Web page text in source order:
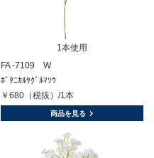
1本使用
FA -7109 W
ﾎﾞﾀﾆｶﾙﾔｸﾞﾙﾏｿｳ
￥680（税抜）/1本
商品を見る